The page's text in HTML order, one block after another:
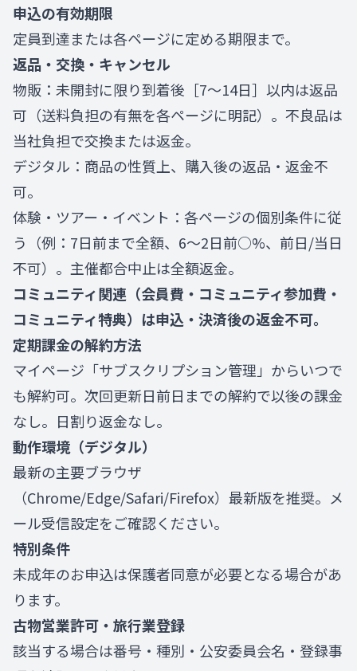
申込の有効期限
定員到達または各ページに定める期限まで。
返品・交換・キャンセル
物販：未開封に限り到着後［7〜14日］以内は返品
可（送料負担の有無を各ページに明記）。不良品は
当社負担で交換または返金。
デジタル：商品の性質上、購入後の返品・返金不
可。
体験・ツアー・イベント：各ページの個別条件に従
う（例：7日前まで全額、6〜2日前○%、前日/当日
不可）。主催都合中止は全額返金。
コミュニティ関連（会員費・コミュニティ参加費・
コミュニティ特典）は申込・決済後の返金不可。
定期課金の解約方法
マイページ「サブスクリプション管理」からいつで
も解約可。次回更新日前日までの解約で以後の課金
なし。日割り返金なし。
動作環境（デジタル）
最新の主要ブラウザ
（Chrome/Edge/Safari/Firefox）最新版を推奨。メ
ール受信設定をご確認ください。
特別条件
未成年のお申込は保護者同意が必要となる場合があ
ります。
古物営業許可・旅行業登録
該当する場合は番号・種別・公安委員会名・登録事